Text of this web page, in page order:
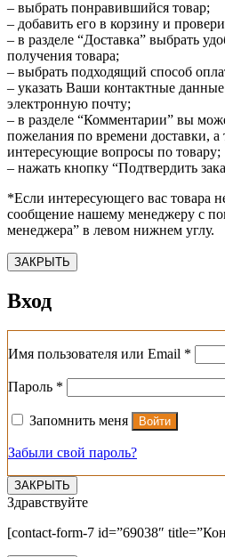
– выбрать понравившийся товар;
– добавить его в корзину и
– в разделе “Доставка” выбрать
получения товара;
– выбрать подходящий способ
– указать Ваши контактные
электронную почту;
– в разделе “Комментарии” вы
пожелания по времени доставки, а
интересующие вопросы по товару;
– нажать кнопку “Подтвердить
*Если интересующего вас товара
сообщение нашему менеджеру с
менеджера” в левом нижнем углу.
ЗАКРЫТЬ
Вход
Имя пользователя или Email *
Пароль *
Запомнить меня Войти
Забыли свой пароль?
ЗАКРЫТЬ
Здравствуйте
[contact-form-7 id=”69038″